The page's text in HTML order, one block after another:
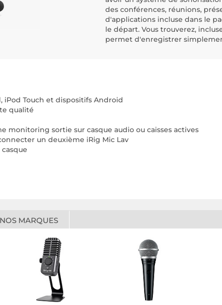
des conférences, réunions,
d'applications incluse dans le
le départ. Vous trouverez,
permet d'enregistrer
iPod Touch et dispositifs Android
qualité
monitoring sortie sur casque audio ou caisses actives
un deuxième iRig Mic Lav
NOS MARQUES